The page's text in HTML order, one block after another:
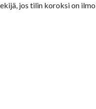
jos tilin koroksi on